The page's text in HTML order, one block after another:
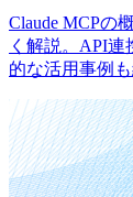
Claude MCPの
く解説。API
的な活用事例も